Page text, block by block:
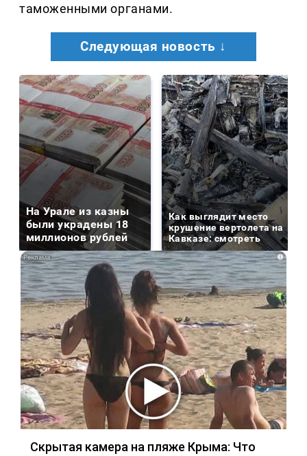
таможенными органами.
Следующая новость ↓
На Урале из казны
были украдены 18
миллионов рублей
Как выглядит место
крушение вертолета на
Кавказе: смотреть
i
Скрытая камера на пляже Крыма: Что